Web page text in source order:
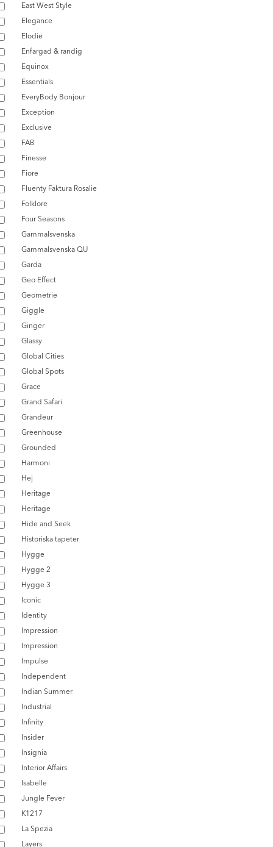
East West Style
Elegance
Elodie
Enfargad & randig
Equinox
Essentials
EveryBody Bonjour
Exception
Exclusive
FAB
Finesse
Fiore
Fluenty Faktura Rosalie
Folklore
Four Seasons
Gammalsvenska
Gammalsvenska QU
Garda
Geo Effect
Geometrie
Giggle
Ginger
Glassy
Global Cities
Global Spots
Grace
Grand Safari
Grandeur
Greenhouse
Grounded
Harmoni
Hej
Heritage
Heritage
Hide and Seek
Historiska tapeter
Hygge
Hygge 2
Hygge 3
Iconic
Identity
Impression
Impression
Impulse
Independent
Indian Summer
Industrial
Infinity
Insider
Insignia
Interior Affairs
Isabelle
Jungle Fever
K1217
La Spezia
Layers